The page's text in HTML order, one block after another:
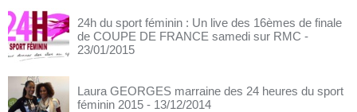
24h du sport féminin : Un live des 16èmes de finale
de COUPE DE FRANCE samedi sur RMC -
23/01/2015
Laura GEORGES marraine des 24 heures du sport
féminin 2015 - 13/12/2014